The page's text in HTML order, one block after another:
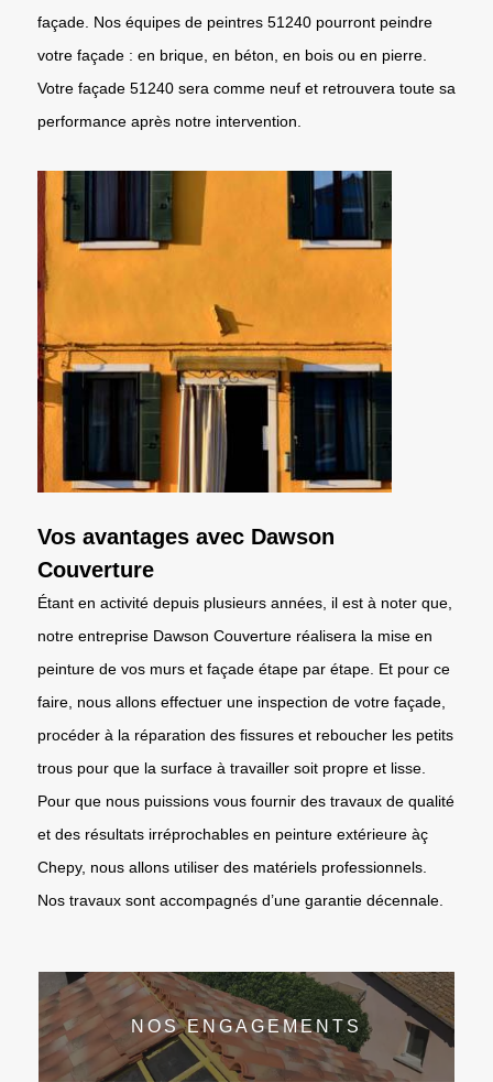
façade. Nos équipes de peintres 51240 pourront peindre
votre façade : en brique, en béton, en bois ou en pierre.
Votre façade 51240 sera comme neuf et retrouvera toute sa
performance après notre intervention.
Vos avantages avec Dawson
Couverture
Étant en activité depuis plusieurs années, il est à noter que,
notre entreprise Dawson Couverture réalisera la mise en
peinture de vos murs et façade étape par étape. Et pour ce
faire, nous allons effectuer une inspection de votre façade,
procéder à la réparation des fissures et reboucher les petits
trous pour que la surface à travailler soit propre et lisse.
Pour que nous puissions vous fournir des travaux de qualité
et des résultats irréprochables en peinture extérieure àç
Chepy, nous allons utiliser des matériels professionnels.
Nos travaux sont accompagnés d’une garantie décennale.
NOS ENGAGEMENTS